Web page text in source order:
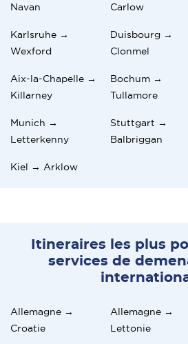
Navan
Carlow
Karlsruhe →
Wexford
Duisbourg →
Clonmel
Aix-la-Chapelle →
Killarney
Bochum →
Tullamore
Munich →
Letterkenny
Stuttgart →
Balbriggan
Kiel → Arklow
Itineraires les plus
services de
Allemagne →
Croatie
Allemagne →
Lettonie